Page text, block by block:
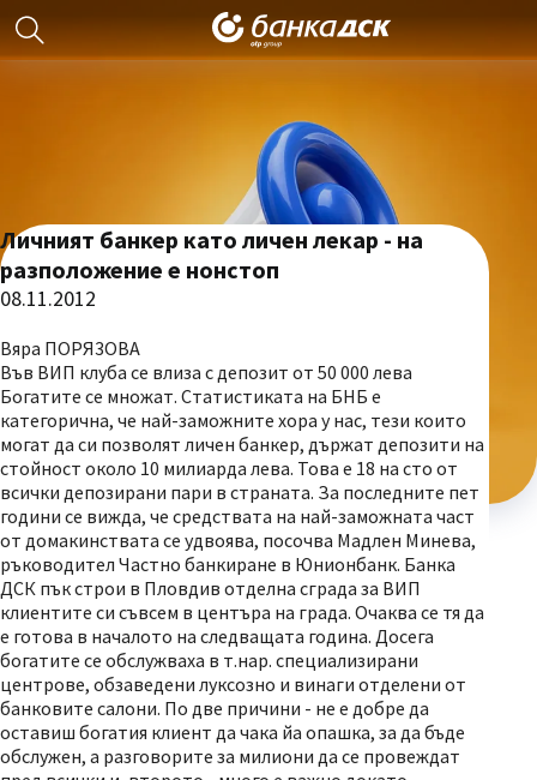
Личният банкер като личен лекар - на
разположение е нонстоп
08.11.2012
Вяра ПOРЯ3ОВА
Във ВИП клуба се влиза с депозит от 50 000 лева
Богатите се множат. Статистиката на БНБ е
категорична, че най-заможните хора у нас, тези които
могат да си позволят личен банкер, държат депозити на
стойност около 10 милиарда лева. Това е 18 на сто от
всички депозирани пари в страната. За последните пет
години се вижда, че средствата на най-заможната част
от домакинствата се удвоява, посочва Мадлен Минева,
ръководител Частно банкиране в Юнионбанк. Банка
ДСК пък строи в Пловдив отделна сграда за ВИП
клиентите си съвсем в центъра на града. Очаква се тя да
е готова в началото на следващата година. Досега
богатите се обслужваха в т.нар. специализирани
центрове, обзаведени луксозно и винаги отделени от
банковите салони. По две причини - не е добре да
оставиш богатия клиент да чака йа опашка, за да бъде
обслужен, а разговорите за милиони да се провеждат